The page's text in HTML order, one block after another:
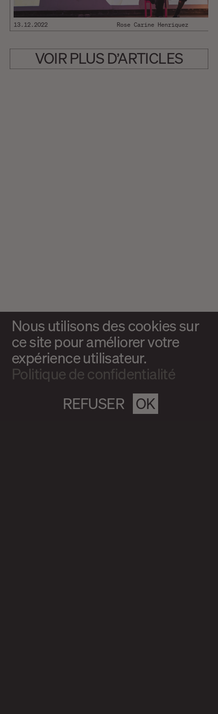
13.12.2022 Rose Carine Henriquez
VOIR PLUS D’ARTICLES
Nous utilisons des cookies sur
ce site pour améliorer votre
expérience utilisateur.
Politique de confidentialité
OK
REFUSER